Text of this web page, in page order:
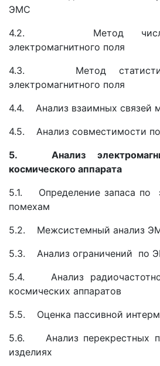
ЭМС
4.2. Метод
электромагнитного поля
4.3. Метод
электромагнитного поля
4.4. Анализ взаимных связей
4.5. Анализ совместимости
5. Анализ
космического аппарата
5.1. Определение запаса по
помехам
5.2. Межсистемный анализ
5.3. Анализ ограничений по
5.4. Анализ
космических аппаратов
5.5. Оценка пассивной
5.6. Анализ перекрестных
изделиях